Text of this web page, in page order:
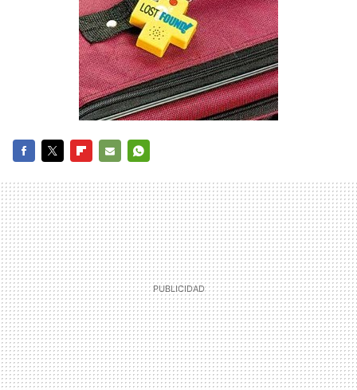
MAIL